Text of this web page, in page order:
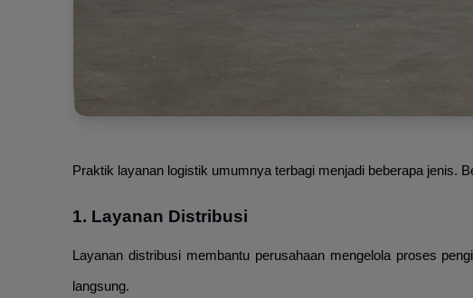
Praktik layanan logistik umumnya terbagi menjadi beberapa jenis.
1. Layanan Distribusi
Layanan distribusi membantu perusahaan mengelola proses
langsung.